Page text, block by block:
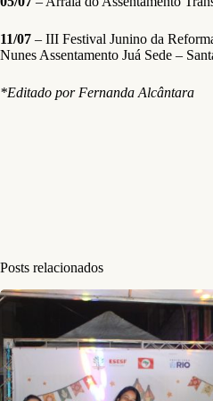
11/07 – III Festival Junino da
Nunes Assentamento Juá Sede –
*Editado por Fernanda Alcântara
Posts relacionados